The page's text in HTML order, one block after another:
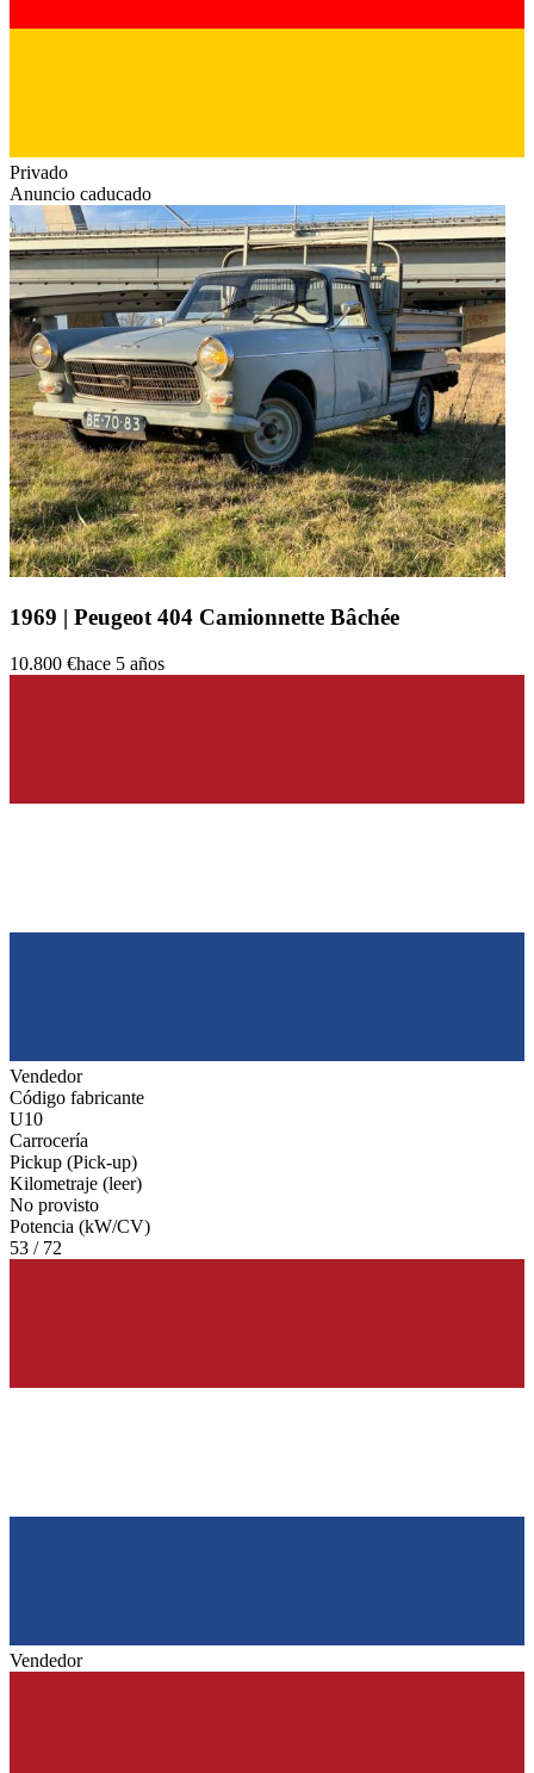
Privado
Anuncio caducado
1969 | Peugeot 404 Camionnette Bâchée
10.800 €hace 5 años
Vendedor
Código fabricante
U10
Carrocería
Pickup (Pick-up)
Kilometraje (leer)
No provisto
Potencia (kW/CV)
53 / 72
Vendedor